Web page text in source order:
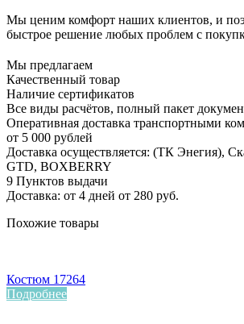
Мы ценим комфорт наших клиентов, и
быстрое решение любых проблем с
Мы предлагаем
Качественный товар
Наличие сертификатов
Все виды расчётов, полный пакет
Оперативная доставка транспортными
от 5 000 рублей
Доставка осуществляется: (ТК Энегия),
GTD, BOXBERRY
9 Пунктов выдачи
Доставка: от 4 дней от 280 руб.
Похожие товары
Костюм 17264
Подробнее